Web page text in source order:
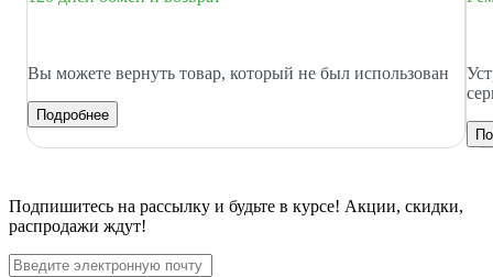
Вы можете вернуть товар, который не был использован
Подробнее
Подпишитесь на рассылку и будьте в курсе! Акции, скидки,
распродажи ждут!